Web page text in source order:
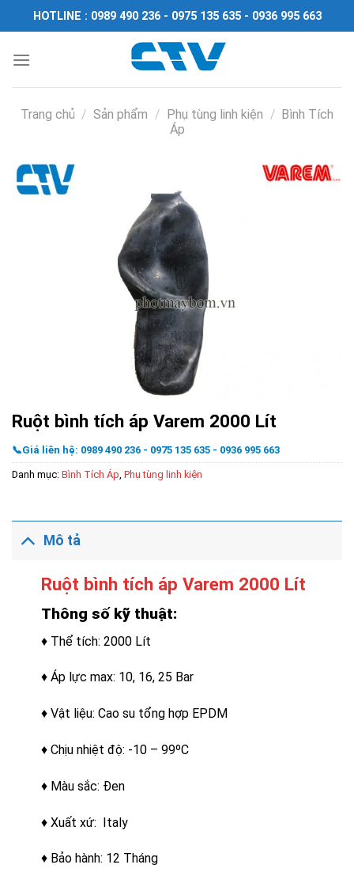
Chuyển
đến
dung
HOTLINE : 0989 490 236 - 0975 135 635 - 0936 995 663
Trang chủ / Sản phẩm / Phụ tùng linh kiện / Bình Tích
Áp
Ruột bình tích áp Varem 2000 Lít
📞Giá liên hệ: 0989 490 236 - 0975 135 635 - 0936 995 663
Danh mục: Bình Tích Áp Phụ tùng linh kiện
Mô tả
Ruột bình tích áp Varem 2000 Lít
Thông số kỹ thuật:
♦ Thể tích: 2000 Lít
♦ Áp lực max: 10, 16, 25 Bar
♦ Vật liệu: Cao su tổng hợp EPDM
♦ Chịu nhiệt độ: -10 – 99ºC
♦ Màu sắc: Đen
♦ Xuất xứ: Italy
♦ Bảo hành: 12 Tháng